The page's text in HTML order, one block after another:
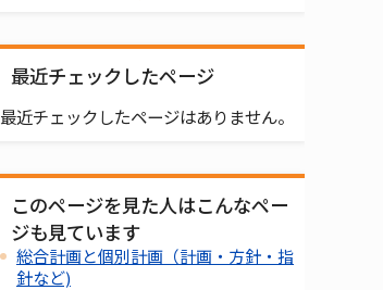
最近チェックしたページ
最近チェックしたページはありません。
このページを見た人はこんなペー
ジも見ています
総合計画と個別計画（計画・方針・指
針など)